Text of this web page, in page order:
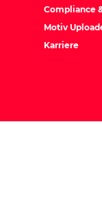
Compliance
Motiv
Karriere